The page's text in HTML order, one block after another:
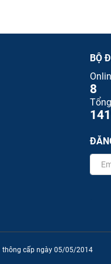
BỘ
8
thông cấp ngày 05/05/2014